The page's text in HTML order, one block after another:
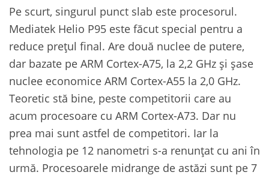
Pe scurt, singurul punct slab este procesorul.
Mediatek Helio P95 este făcut special pentru a
reduce prețul final. Are două nuclee de putere,
dar bazate pe ARM Cortex-A75, la 2,2 GHz și șase
nuclee economice ARM Cortex-A55 la 2,0 GHz.
Teoretic stă bine, peste competitorii care au
acum procesoare cu ARM Cortex-A73. Dar nu
prea mai sunt astfel de competitori. Iar la
tehnologia pe 12 nanometri s-a renunțat cu ani în
urmă. Procesoarele midrange de astăzi sunt pe 7